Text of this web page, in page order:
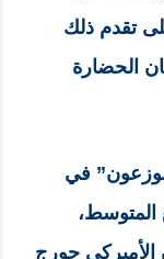
تقدم ذلك
الحضارة
في
المتوسط،
الأميركي جورج